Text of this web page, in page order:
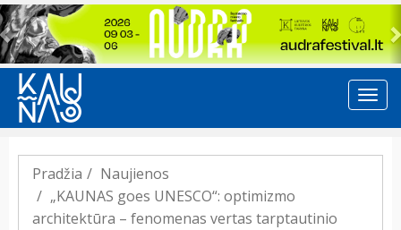
Previous
Pradžia
Naujienos
„KAUNAS goes UNESCO“: optimizmo
architektūra – fenomenas vertas tarptautinio